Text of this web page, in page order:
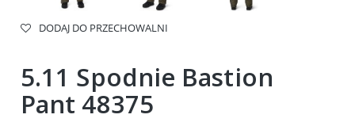
DODAJ DO PRZECHOWALNI
5.11 Spodnie Bastion
Pant 48375